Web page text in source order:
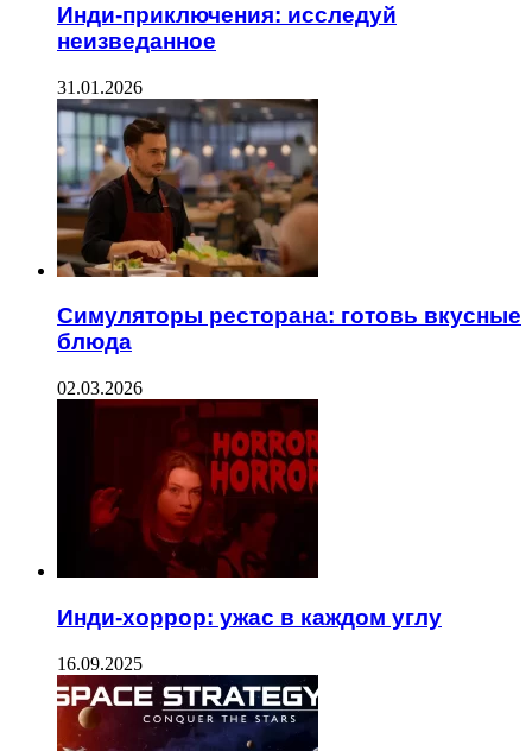
Инди-приключения: исследуй
неизведанное
31.01.2026
Симуляторы ресторана: готовь вкусные
блюда
02.03.2026
Инди-хоррор: ужас в каждом углу
16.09.2025